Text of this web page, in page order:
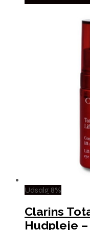
Udsalg 8%
Clarins
Hudpleje –